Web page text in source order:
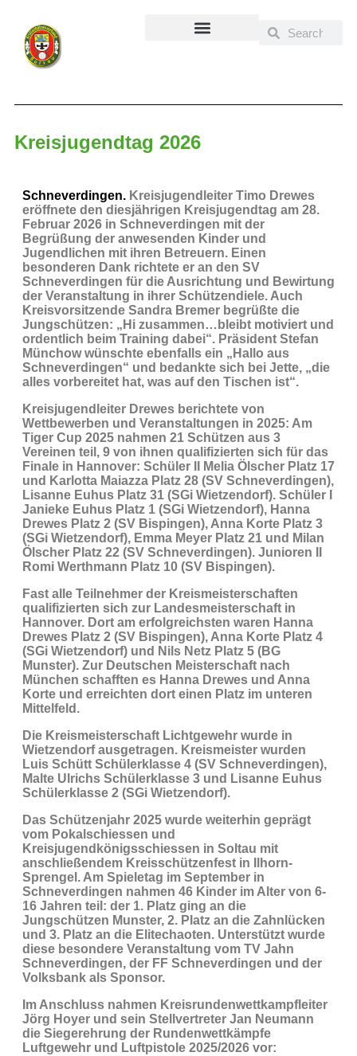
springen
Kreisjugendtag 2026
Schneverdingen. Kreisjugendleiter Timo Drewes
eröffnete den diesjährigen Kreisjugendtag am 28.
Februar 2026 in Schneverdingen mit der
Begrüßung der anwesenden Kinder und
Jugendlichen mit ihren Betreuern. Einen
besonderen Dank richtete er an den SV
Schneverdingen für die Ausrichtung und Bewirtung
der Veranstaltung in ihrer Schützendiele. Auch
Kreisvorsitzende Sandra Bremer begrüßte die
Jungschützen: „Hi zusammen…bleibt motiviert und
ordentlich beim Training dabei“. Präsident Stefan
Münchow wünschte ebenfalls ein „Hallo aus
Schneverdingen“ und bedankte sich bei Jette, „die
alles vorbereitet hat, was auf den Tischen ist“.
Kreisjugendleiter Drewes berichtete von
Wettbewerben und Veranstaltungen in 2025: Am
Tiger Cup 2025 nahmen 21 Schützen aus 3
Vereinen teil, 9 von ihnen qualifizierten sich für das
Finale in Hannover: Schüler II
Melia Ölscher Platz 17
und Karlotta Maiazza Platz 28 (SV Schneverdingen),
Lisanne Euhus Platz 31 (SGi Wietzendorf). Schüler I
Janieke Euhus Platz 1 (SGi Wietzendorf), Hanna
Drewes Platz 2 (SV Bispingen), Anna Korte Platz 3
(SGi Wietzendorf), Emma Meyer Platz 21 und Milan
Ölscher Platz 22 (SV Schneverdingen). Junioren II
Romi Werthmann Platz 10 (SV Bispingen).
Fast alle Teilnehmer der Kreismeisterschaften
qualifizierten sich zur Landesmeisterschaft in
Hannover. Dort am erfolgreichsten waren Hanna
Drewes Platz 2 (SV Bispingen), Anna Korte Platz 4
(SGi Wietzendorf) und Nils Netz Platz 5 (BG
Munster). Zur Deutschen Meisterschaft nach
München schafften es Hanna Drewes und Anna
Korte und erreichten dort einen Platz im unteren
Mittelfeld.
Die Kreismeisterschaft Lichtgewehr wurde in
Wietzendorf ausgetragen. Kreismeister wurden
Luis Schütt Schülerklasse 4 (SV Schneverdingen),
Malte Ulrichs Schülerklasse 3 und Lisanne Euhus
Schülerklasse 2 (SGi Wietzendorf).
Das Schützenjahr 2025 wurde weiterhin geprägt
vom Pokalschiessen und
Kreisjugendkönigsschiessen in Soltau mit
anschließendem Kreisschützenfest in Ilhorn-
Sprengel. Am Spieletag im September in
Schneverdingen nahmen 46 Kinder im Alter von 6-
16 Jahren teil: der 1. Platz ging an die
Jungschützen Munster, 2. Platz an die Zahnlücken
und 3. Platz an die Elitechaoten. Unterstützt wurde
diese besondere Veranstaltung vom TV Jahn
Schneverdingen, der FF Schneverdingen und der
Volksbank als Sponsor.
Im Anschluss nahmen Kreisrundenwettkampfleiter
Jörg Hoyer und sein Stellvertreter Jan Neumann
die Siegerehrung der Rundenwettkämpfe
Luftgewehr und Luftpistole 2025/2026 vor: